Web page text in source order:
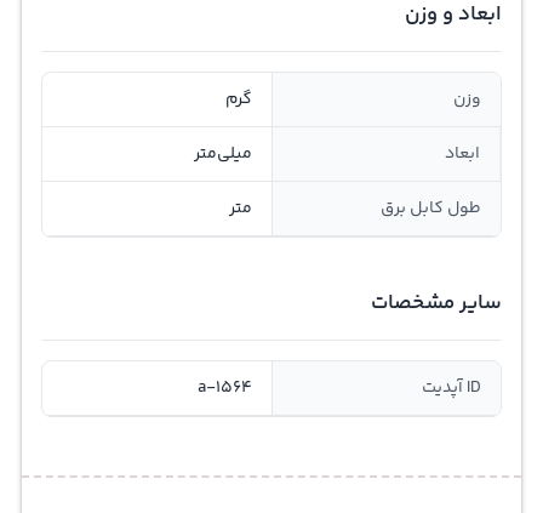
ابعاد و وزن
وزن گرم
ابعاد میلی‌متر
طول کابل برق متر
سایر مشخصات
ID آپدیت a-1564